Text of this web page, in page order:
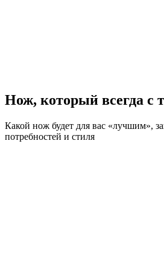
Нож, который всегда с
Какой нож будет для вас «лучшим»,
потребностей и стиля